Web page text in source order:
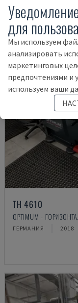
TH 4610
OPTIMUM -
ГЕРМАНИЯ 2018
для
Мы используем
анализировать
маркетинговых
предпочтениями и
используем ваши